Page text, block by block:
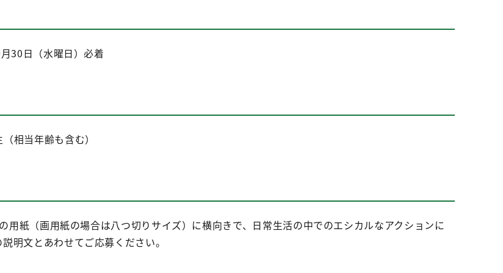
30日（水曜日）必着
相当年齢も含む）
紙（画用紙の場合は八つ切りサイズ）に横向きで、日常生活の中でのエシカルなアクションに
明文とあわせてご応募ください。